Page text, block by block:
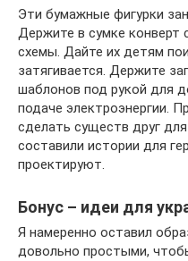
Эти бумажные фигурки
Держите в сумке конверт
схемы. Дайте их детям
затягивается. Держите
шаблонов под рукой для
подаче электроэнергии.
сделать существ друг
составили истории для
проектируют.
Бонус – идеи для
Я намеренно оставил
довольно простыми,